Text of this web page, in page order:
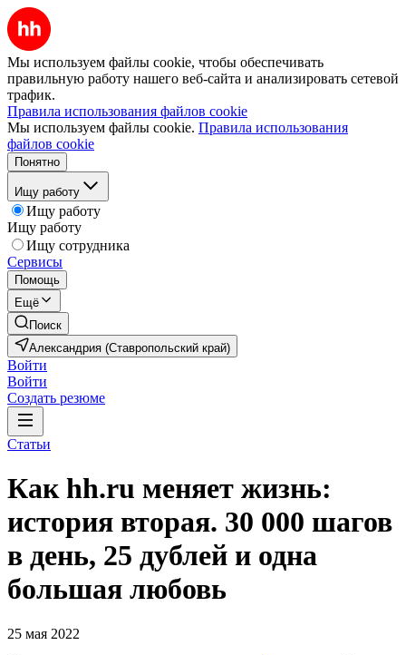
Мы используем файлы cookie, чтобы обеспечивать
правильную работу нашего веб-сайта и анализировать сетевой
трафик.
Правила использования файлов cookie
Мы используем файлы cookie. Правила использования
файлов cookie
Понятно
Ищу работу
Ищу работу
Ищу работу
Ищу сотрудника
Сервисы
Помощь
Ещё
Поиск
Александрия (Ставропольский край)
Войти
Войти
Создать резюме
Статьи
Как hh.ru меняет жизнь:
история вторая. 30 000 шагов
в день, 25 дублей и одна
большая любовь
25 мая 2022